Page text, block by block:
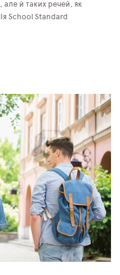
але й таких речей, як
School Standard